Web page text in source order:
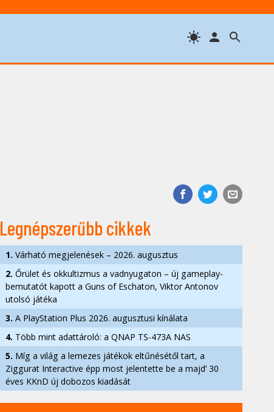
Legnépszerűbb cikkek
1. Várható megjelenések – 2026. augusztus
2. Őrület és okkultizmus a vadnyugaton – új gameplay-
bemutatót kapott a Guns of Eschaton, Viktor Antonov
utolsó játéka
3. A PlayStation Plus 2026. augusztusi kínálata
4. Több mint adattároló: a QNAP TS-473A NAS
5. Míg a világ a lemezes játékok eltűnésétől tart, a
Ziggurat Interactive épp most jelentette be a majd’ 30
éves KKnD új dobozos kiadását